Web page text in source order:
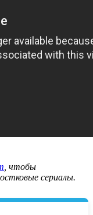
, чтобы
сериалы.